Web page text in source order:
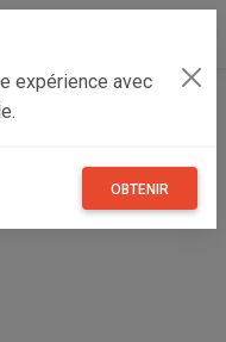
expérience avec
OBTENIR